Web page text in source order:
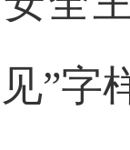
”字